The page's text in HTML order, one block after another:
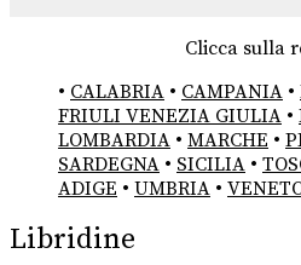
Clicca sulla
• CALABRIA • CAMPANIA •
FRIULI VENEZIA GIULIA •
LOMBARDIA • MARCHE •
SARDEGNA • SICILIA •
ADIGE • UMBRIA •
Libridine